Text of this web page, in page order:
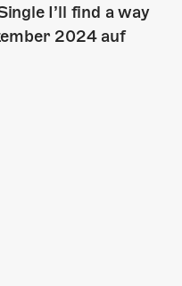
I’ll find a way
2024 auf